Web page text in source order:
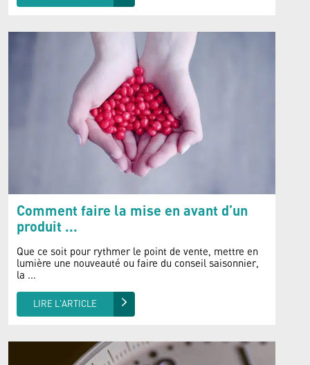
Comment faire la mise en avant d’un
produit ...
Que ce soit pour rythmer le point de vente, mettre en
lumière une nouveauté ou faire du conseil saisonnier,
la ...
LIRE L'ARTICLE